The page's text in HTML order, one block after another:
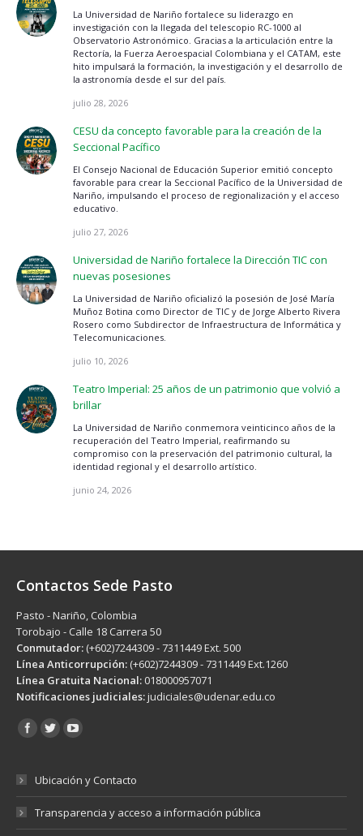
La Universidad de Nariño fortalece su liderazgo en
investigación con la llegada del telescopio RC-1000 al
Observatorio Astronómico. Gracias a la articulación entre la
Rectoría, la Fuerza Aeroespacial Colombiana y el CATAM, este
hito impulsará la formación, la investigación y el desarrollo de
la astronomía desde el sur del país.
julio 28, 2026
CESU da concepto favorable para la creación de la
Seccional Pacífico
El Consejo Nacional de Educación Superior emitió concepto
favorable para crear la Seccional Pacífico de la Universidad de
Nariño, impulsando el proceso de regionalización y el acceso
educativo.
julio 27, 2026
Universidad de Nariño fortalece la Dirección TIC con
nuevas posesiones
La Universidad de Nariño oficializó la posesión de José María
Muñoz Botina como Director de TIC y de Jorge Alberto Rivera
Rosero como Subdirector de Infraestructura de Informática y
Telecomunicaciones.
julio 10, 2026
Teatro Imperial: 25 años de un patrimonio que volvió a
brillar
La Universidad de Nariño conmemora veinticinco años de la
recuperación del Teatro Imperial, reafirmando su
compromiso con la preservación del patrimonio cultural, la
identidad regional y el desarrollo artístico.
junio 24, 2026
Contactos Sede Pasto
Pasto - Nariño, Colombia
Torobajo - Calle 18 Carrera 50
Conmutador: (+602)7244309 - 7311449 Ext. 500
Línea Anticorrupción: (+602)7244309 - 7311449 Ext.1260
Línea Gratuita Nacional: 018000957071
Notificaciones judiciales:judiciales@udenar.edu.co
Encuéntranos en:
Ubicación y Contacto
Transparencia y acceso a información pública